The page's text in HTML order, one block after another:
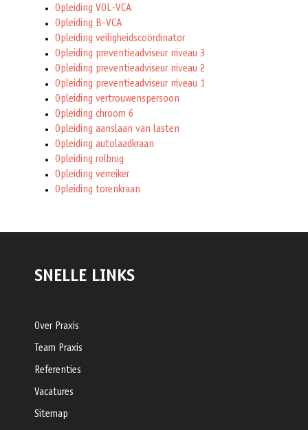
Opleiding VOL-VCA
Opleiding B-VCA
Opleiding veiligheidscoördinator
Opleiding preventieadviseur niveau 3
Opleiding preventieadviseur niveau 2
Opleiding preventieadviseur niveau 1
Opleiding vertrouwenspersoon
Opleiding chroom 6
Opleiding aanslaan van lasten
Opleiding autolaadkraan
Opleiding rolbrug
Opleiding verreiker
Opleiding torenkraan
SNELLE LINKS
Over Praxis
Team Praxis
Referenties
Vacatures
Sitemap